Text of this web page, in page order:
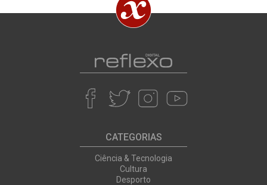
CATEGORIAS
Ciência & Tecnologia
Cultura
Desporto